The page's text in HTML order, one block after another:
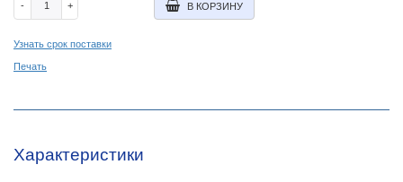
- + В КОРЗИНУ
Узнать срок поставки
Печать
Характеристики